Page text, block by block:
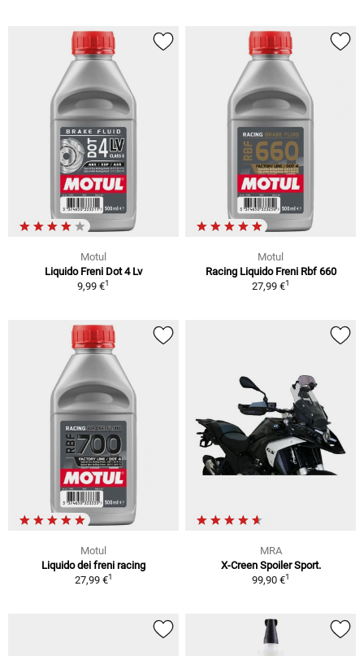
Motul
Liquido Freni Dot 4 Lv
9,99 €1
Motul
Racing Liquido Freni Rbf 660
27,99 €1
Motul
Liquido dei freni racing
27,99 €1
MRA
X-Creen Spoiler Sport.
99,90 €1